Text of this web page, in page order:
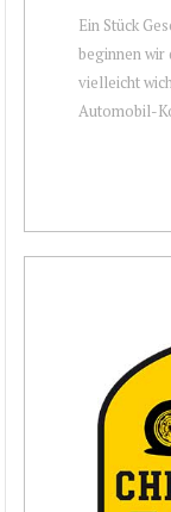
Ein Stück
beginnen wir
vielleicht
Automobil-